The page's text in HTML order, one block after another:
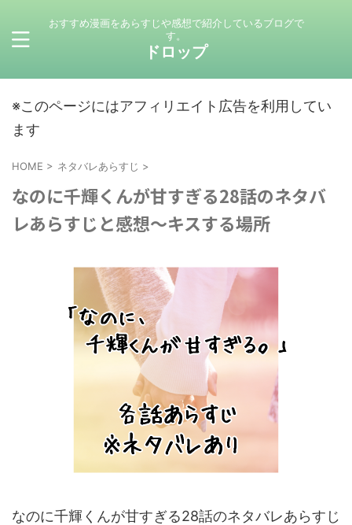
おすすめ漫画をあらすじや感想で紹介しているブログで
す。
ドロップ
※このページにはアフィリエイト広告を利用してい
ます
HOME > ネタバレあらすじ >
なのに千輝くんが甘すぎる28話のネタバ
レあらすじと感想～キスする場所
なのに千輝くんが甘すぎる28話のネタバレあらすじ